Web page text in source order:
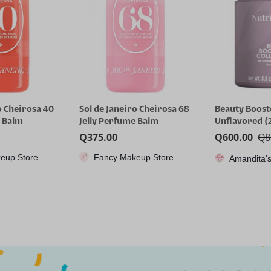
Cheirosa 68
Balm
Store
Beauty Booster Collagen –
Unflavored (250gr)
Q600.00
Amandita's Variedades
RG35XX H,
juegos
Anbernic
64GTF,
dual, pantalla
Q1,115.85
CPX